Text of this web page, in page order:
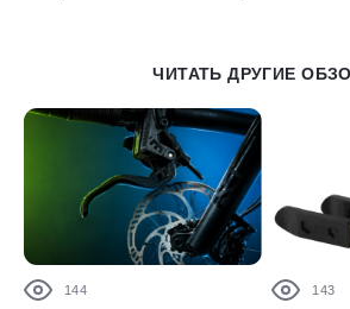
ЧИТАТЬ ДРУГИЕ
144 143